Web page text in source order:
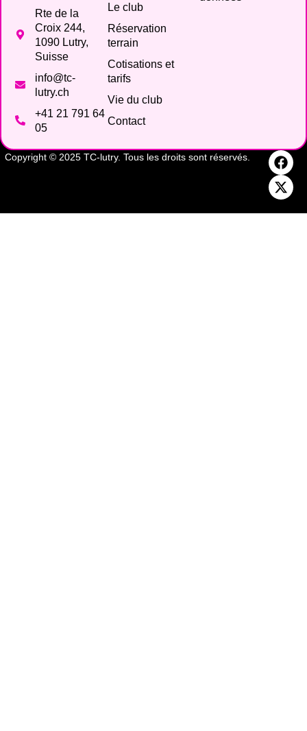
Rte de la
Croix 244,
1090 Lutry,
Suisse
info@tc-
lutry.ch
+41 21 791 64
05
Le club
Réservation
terrain
Cotisations et
tarifs
Vie du club
Contact
Copyright © 2025 TC-lutry. Tous les droits sont réservés.